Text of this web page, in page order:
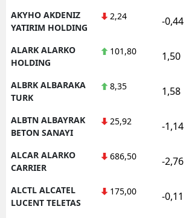
AKYHO AKDENIZ
YATIRIM HOLDING
2,24 -0,44
ALARK ALARKO
HOLDING
101,80 1,50
ALBRK ALBARAKA
TURK
8,35 1,58
ALBTN ALBAYRAK
BETON SANAYI
25,92 -1,14
ALCAR ALARKO
CARRIER
686,50 -2,76
ALCTL ALCATEL
LUCENT TELETAS
175,00 -0,11